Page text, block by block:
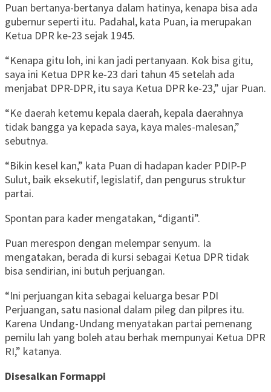
Puan bertanya-bertanya dalam hatinya, kenapa bisa ada
gubernur seperti itu. Padahal, kata Puan, ia merupakan
Ketua DPR ke-23 sejak 1945.
“Kenapa gitu loh, ini kan jadi pertanyaan. Kok bisa gitu,
saya ini Ketua DPR ke-23 dari tahun 45 setelah ada
menjabat DPR-DPR, itu saya Ketua DPR ke-23,” ujar Puan.
“Ke daerah ketemu kepala daerah, kepala daerahnya
tidak bangga ya kepada saya, kaya males-malesan,”
sebutnya.
“Bikin kesel kan,” kata Puan di hadapan kader PDIP-P
Sulut, baik eksekutif, legislatif, dan pengurus struktur
partai.
Spontan para kader mengatakan, “diganti”.
Puan merespon dengan melempar senyum. Ia
mengatakan, berada di kursi sebagai Ketua DPR tidak
bisa sendirian, ini butuh perjuangan.
“Ini perjuangan kita sebagai keluarga besar PDI
Perjuangan, satu nasional dalam pileg dan pilpres itu.
Karena Undang-Undang menyatakan partai pemenang
pemilu lah yang boleh atau berhak mempunyai Ketua DPR
RI,” katanya.
Disesalkan Formappi